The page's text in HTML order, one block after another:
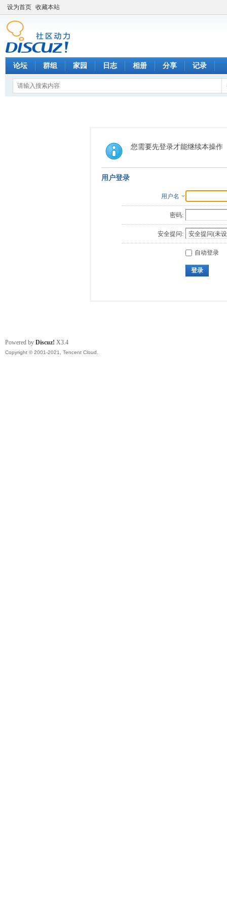
设为首页 收藏本站
论坛 群组 家园 日志 相册 分享 记录
您需要先登录才能继续本操作
用户登录
用户名
密码:
安全提问:
自动登录
登录
Powered by Discuz! X3.4
Copyright © 2001-2021, Tencent Cloud.